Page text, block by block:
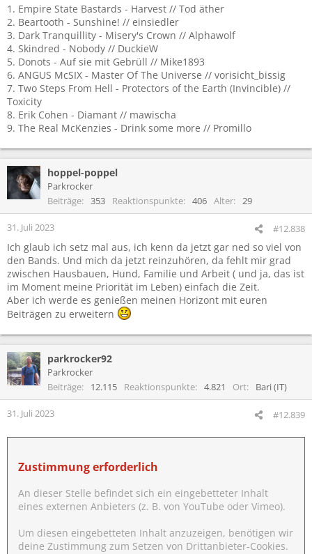
1. Empire State Bastards - Harvest // Tod äther
2. Beartooth - Sunshine! // einsiedler
3. Dark Tranquillity - Misery's Crown // Alphawolf
4. Skindred - Nobody // DuckieW
5. Donots - Auf sie mit Gebrüll // Mike1893
6. ANGUS McSIX - Master Of The Universe // vorisicht_bissig
7. Two Steps From Hell - Protectors of the Earth (Invincible) //
Toxicity
8. Erik Cohen - Diamant // mawischa
9. The Real McKenzies - Drink some more // Promillo
hoppel-poppel
Parkrocker
Beiträge
353 Reaktionspunkte 406 Alter 29
31. Juli 2023 #12.838
Ich glaub ich setz mal aus, ich kenn da jetzt gar ned so viel von
den Bands. Und mich da jetzt reinzuhören, da fehlt mir grad
zwischen Hausbauen, Hund, Familie und Arbeit ( und ja, das ist
im Moment meine Priorität im Leben) einfach die Zeit.
Aber ich werde es genießen meinen Horizont mit euren
Beiträgen zu erweitern
parkrocker92
Parkrocker
Beiträge
12.115 Reaktionspunkte 4.821 Ort Bari (IT)
31. Juli 2023 #12.839
Zustimmung erforderlich
An dieser Stelle befindet sich ein eingebetteter Inhalt
eines externen Anbieters (z. B. von YouTube oder Vimeo).
Um diesen eingebetteten Inhalt anzuzeigen, benötigen wir
deine Zustimmung zum Setzen von Drittanbieter-Cookies.